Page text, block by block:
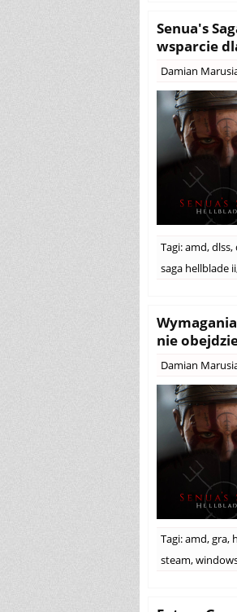
Senua's
wsparcie
Damian
Tagi:amd,dlss,
saga hellblade ii
nie
Damian
Tagi:amd,gra,
steam,